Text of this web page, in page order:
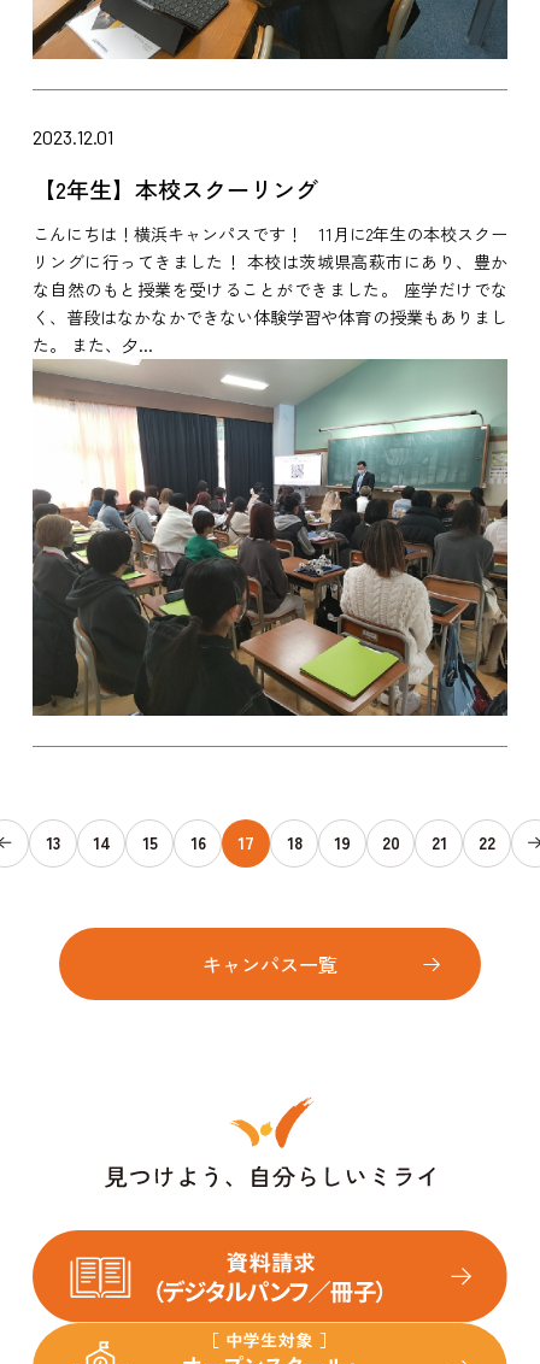
2023.12.01
【2年生】本校スクーリング
こんにちは！横浜キャンパスです！ 11月に2年生の本校スクー
リングに行ってきました！ 本校は茨城県高萩市にあり、豊か
な自然のもと授業を受けることができました。 座学だけでな
く、普段はなかなかできない体験学習や体育の授業もありまし
た。 また、夕...
13 14 15 16 17 18 19 20 21 22
キャンパス一覧